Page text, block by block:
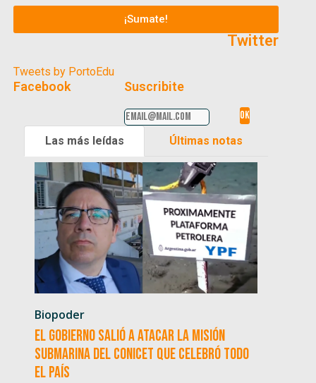
¡Sumate!
Twitter
Tweets by PortoEdu
Facebook Suscribite
Las más leídas Últimas notas
Biopoder
El Gobierno salió a atacar la misión
submarina del CONICET que celebró todo
el país